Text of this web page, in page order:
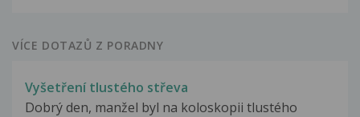
VÍCE DOTAZŮ Z PORADNY
Vyšetření tlustého střeva
Dobrý den, manžel byl na koloskopii tlustého